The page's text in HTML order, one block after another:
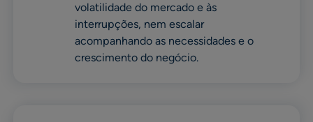
volatilidade do mercado e às
interrupções, nem escalar
acompanhando as necessidades e o
crescimento do negócio.